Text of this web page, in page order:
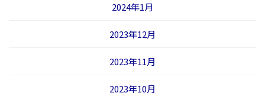
2024年1月
2023年12月
2023年11月
2023年10月